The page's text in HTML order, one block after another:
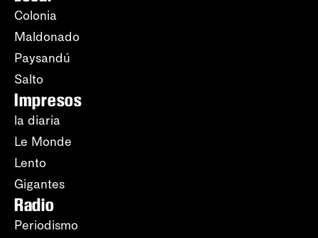
Colonia
Maldonado
Paysandú
Salto
Impresos
la diaria
Le Monde
Lento
Gigantes
Radio
Periodismo